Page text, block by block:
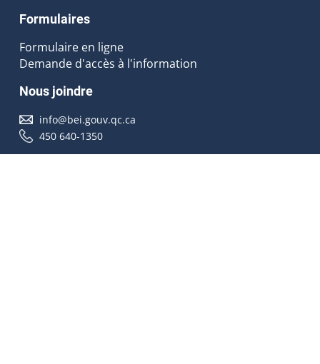
Formulaires
Formulaire en ligne
Demande d'accès à l'information
Nous joindre
info@bei.gouv.qc.ca
450 640-1350